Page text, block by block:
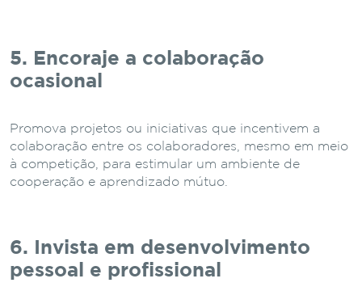
5. Encoraje a colaboração
ocasional
Promova projetos ou iniciativas que incentivem a
colaboração entre os colaboradores, mesmo em meio
à competição, para estimular um ambiente de
cooperação e aprendizado mútuo.
6. Invista em desenvolvimento
pessoal e profissional